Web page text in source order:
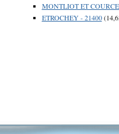
MONTLIOT ET
ETROCHEY - 21400